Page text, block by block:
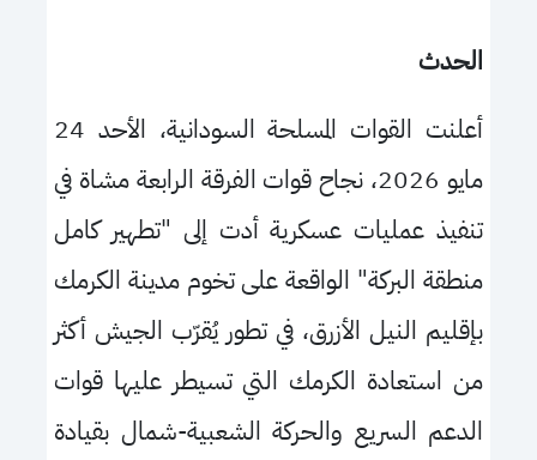
الحدث
أعلنت القوات المسلحة السودانية، الأحد 24
مايو 2026، نجاح قوات الفرقة الرابعة مشاة في
تنفيذ عمليات عسكرية أدت إلى "تطهير كامل
منطقة البركة" الواقعة على تخوم مدينة الكرمك
بإقليم النيل الأزرق، في تطور يُقرّب الجيش أكثر
من استعادة الكرمك التي تسيطر عليها قوات
الدعم السريع والحركة الشعبية-شمال بقيادة